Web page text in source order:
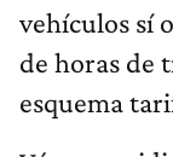
vehículos sí
de horas de
esquema